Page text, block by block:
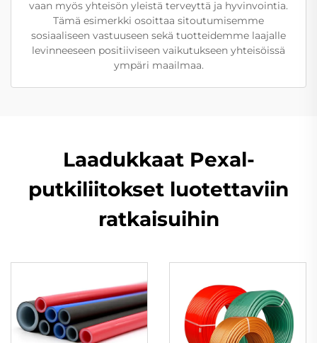
vaan myös yhteisön yleistä terveyttä ja hyvinvointia.
Tämä esimerkki osoittaa sitoutumisemme
sosiaaliseen vastuuseen sekä tuotteidemme laajalle
levinneeseen positiiviseen vaikutukseen yhteisöissä
ympäri maailmaa.
Laadukkaat Pexal-
putkiliitokset luotettaviin
ratkaisuihin